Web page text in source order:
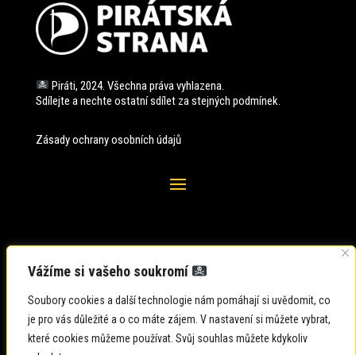
Vážíme si vašeho soukromí
Soubory cookies a další technologie nám pomáhají si uvědomit, co
je pro vás důležité a o co máte zájem. V nastavení si můžete vybrat,
které cookies můžeme používat. Svůj souhlas můžete kdykoliv
Piráti, 2024. Všechna práva vyhlazena.
Sdílejte a nechte ostatní sdílet za stejných podmínek.
Zásady ochrany osobních údajů